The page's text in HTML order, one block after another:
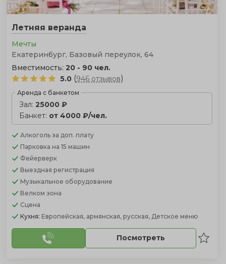
Летняя веранда
Мечты
Екатеринбург, Базовый переулок, 64
Вместимость: 20 - 90 чел.
5.0 (946 отзывов)
Аренда с банкетом
Зал: 25000 ₽
Банкет: от 4000 ₽/чел.
Алкоголь за доп. плату
Парковка на 15 машин
Фейерверк
Выездная регистрация
Музыкальное оборудование
Велком зона
Сцена
Кухня: Европейская, армянская, русская, Детское меню
Посмотреть